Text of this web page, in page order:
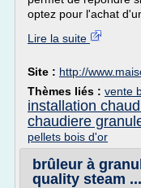
optez pour l'achat
Lire la suite
Site : http://
Thèmes liés : vente
installation
chaudiere
pellets bois d'or
brûleur à
quality steam ...